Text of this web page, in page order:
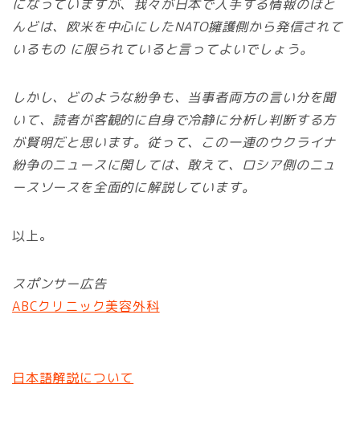
になっていますが、我々が日本で入手する情報のほと
んどは、欧米を中心にしたNATO擁護側から発信されて
いるもの に限られていると言ってよいでしょう。
しかし、どのような紛争も、当事者両方の言い分を聞
いて、読者が客観的に自身で冷静に分析し判断する方
が賢明だと思います。従って、この一連のウクライナ
紛争のニュースに関しては、敢えて、ロシア側のニュ
ースソースを全面的に解説しています。
以上。
スポンサー広告
ABCクリニック美容外科
日本語解説について